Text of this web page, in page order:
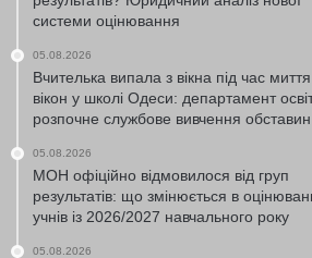
системи оцінювання
05.08.2026
Вчителька випала з вікна під час миття
вікон у школі Одеси: департамент
розпочне службове вивчення обставин
05.08.2026
МОН офіційно відмовилося від груп
результатів: що змінюється в
учнів із 2026/2027 навчального року
05.08.2026